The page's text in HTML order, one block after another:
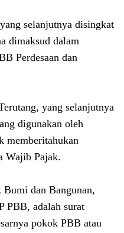
selanjutnya disingkat
dimaksud dalam
Perdesaan dan
yang selanjutnya
digunakan oleh
memberitahukan
Wajib Pajak.
Bumi dan Bangunan,
PBB, adalah surat
pokok PBB atau